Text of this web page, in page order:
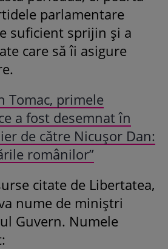
parlamentare
suficient sprijin și a
care să îi asigure
Tomac, primele
a fost desemnat în
de către Nicușor Dan:
românilor”
citate de Libertatea,
nume de miniștri
Guvern. Numele